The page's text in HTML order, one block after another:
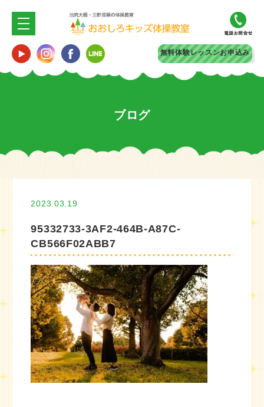
無料体験レッスンお申込み
ブログ
2023.03.19
95332733-3AF2-464B-A87C-
CB566F02ABB7